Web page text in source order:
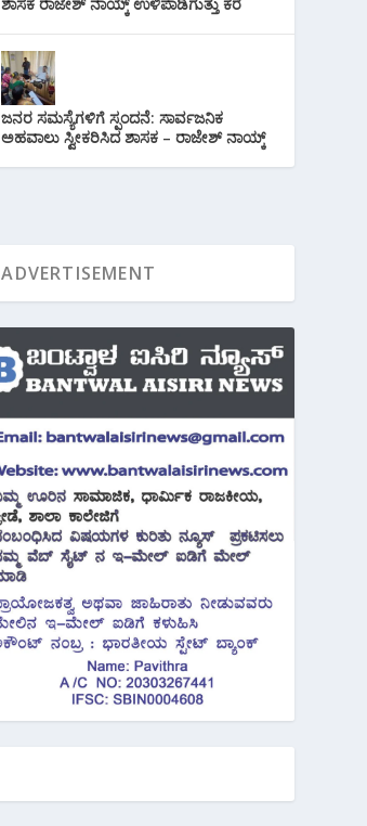
ಜನರ ಸಮಸ್ಯೆಗಳಿಗೆ ಸ್ಪಂದನೆ: ಸಾರ್ವಜನಿಕ
ಅಹವಾಲು ಸ್ವೀಕರಿಸಿದ ಶಾಸಕ – ರಾಜೇಶ್ ನಾಯ್ಕ್